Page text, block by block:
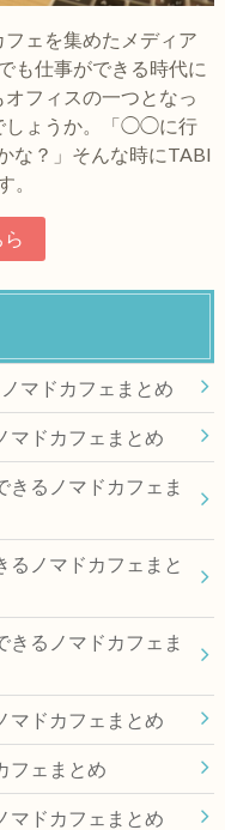
ェを集めたメディア
も仕事ができる時代に
フィスの一つとなっ
しょうか。「◯◯に行
な？」そんな時にTABI
。
マドカフェまとめ
マドカフェまとめ
るノマドカフェま
るノマドカフェまと
るノマドカフェま
マドカフェまとめ
フェまとめ
マドカフェまとめ